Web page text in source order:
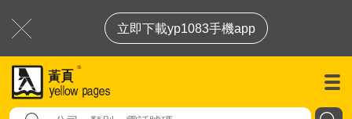
立即下載yp1083手機app